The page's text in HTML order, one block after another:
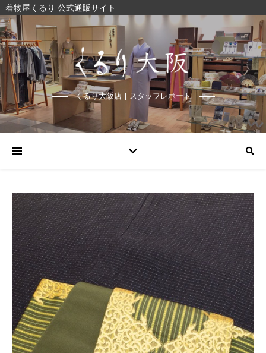
くるり大阪店 | スタッフレポート
着物屋くるり 公式通販サイト